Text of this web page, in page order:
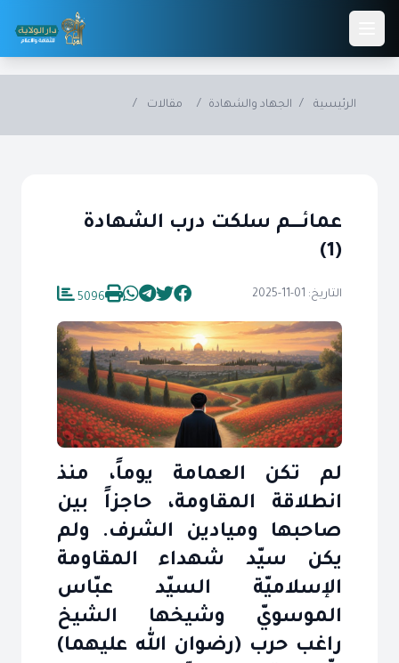
Skip to main content
الرئيسية / الجهاد والشهادة / مقالات /
عمائــــــم سلكت درب الشهادة
(1)
التاريخ: 01-11-2025 5096
لم تكن العمامة يوماً، منذ
انطلاقة المقاومة، حاجزاً بين
صاحبها وميادين الشرف. ولم
يكن سيّد شهداء المقاومة
الإسلاميّة السيّد عبّاس
الموسويّ وشيخها الشيخ
راغب حرب (رضوان الله عليهما)